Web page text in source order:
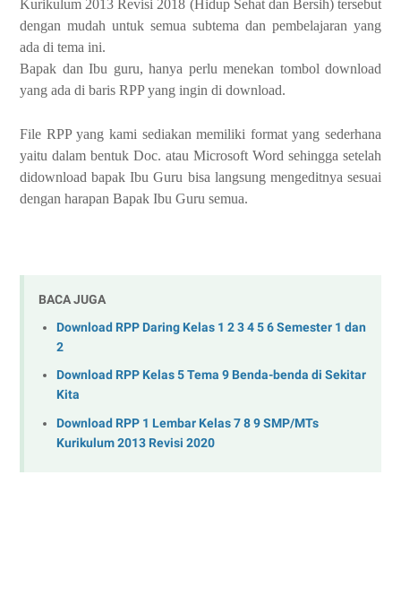
Kurikulum 2013 Revisi 2018 (Hidup Sehat dan Bersih) tersebut
dengan mudah untuk semua subtema dan pembelajaran yang
ada di tema ini.
Bapak dan Ibu guru, hanya perlu menekan tombol download
yang ada di baris RPP yang ingin di download.
File RPP yang kami sediakan memiliki format yang sederhana
yaitu dalam bentuk Doc. atau Microsoft Word sehingga setelah
didownload bapak Ibu Guru bisa langsung mengeditnya sesuai
dengan harapan Bapak Ibu Guru semua.
BACA JUGA
Download RPP Daring Kelas 1 2 3 4 5 6 Semester 1 dan
2
Download RPP Kelas 5 Tema 9 Benda-benda di Sekitar
Kita
Download RPP 1 Lembar Kelas 7 8 9 SMP/MTs
Kurikulum 2013 Revisi 2020